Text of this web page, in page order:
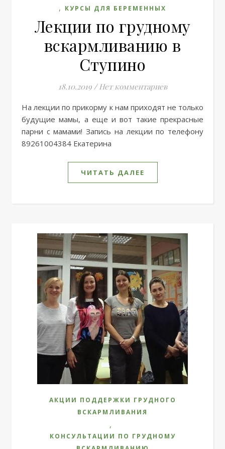
, КУРСЫ ДЛЯ БЕРЕМЕННЫХ
Лекции по грудному
вскармливанию в
Ступино
18.10.2019 / Нет комментариев
На лекции по прикорму к нам приходят не только
будущие мамы, а еще и вот такие прекрасные
парни с мамами! Запись на лекции по телефону
89261004384 Екатерина
ЧИТАТЬ ДАЛЕЕ
АКЦИИ ПОДДЕРЖКИ ГРУДНОГО
ВСКАРМЛИВАНИЯ
,
КОНСУЛЬТАЦИИ ПО ГРУДНОМУ